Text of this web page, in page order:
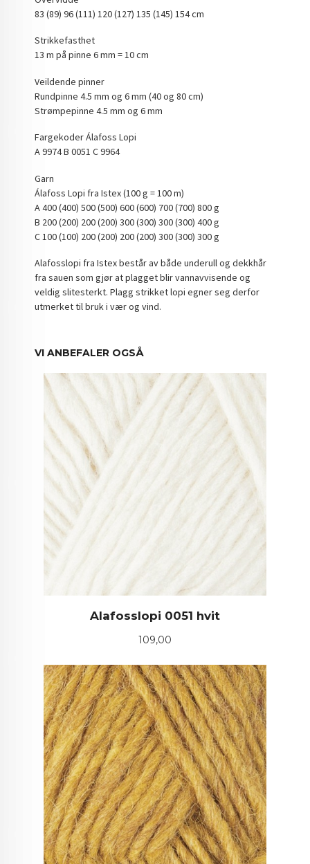
83 (89) 96 (111) 120 (127) 135 (145) 154 cm
Strikkefasthet
13 m på pinne 6 mm = 10 cm
Veildende pinner
Rundpinne 4.5 mm og 6 mm (40 og 80 cm)
Strømpepinne 4.5 mm og 6 mm
Fargekoder Álafoss Lopi
A 9974 B 0051 C 9964
Garn
Álafoss Lopi fra Istex (100 g = 100 m)
A 400 (400) 500 (500) 600 (600) 700 (700) 800 g
B 200 (200) 200 (200) 300 (300) 300 (300) 400 g
C 100 (100) 200 (200) 200 (200) 300 (300) 300 g
Alafosslopi fra Istex består av både underull og dekkhår
fra sauen som gjør at plagget blir vannavvisende og
veldig slitesterkt. Plagg strikket lopi egner seg derfor
utmerket til bruk i vær og vind.
VI ANBEFALER OGSÅ
Alafosslopi 0051 hvit
Pris
109,00